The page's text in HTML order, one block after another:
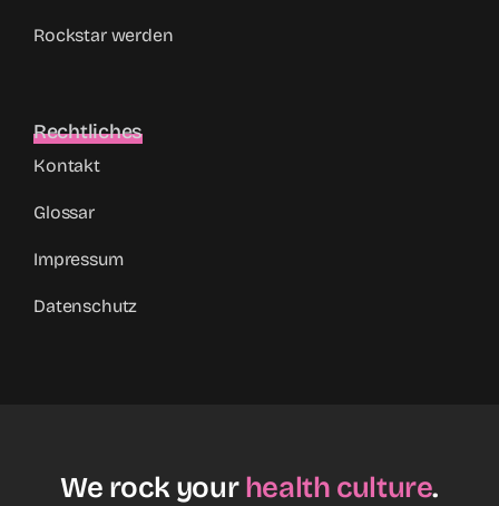
Rockstar werden
Rechtliches
Kontakt
Glossar
Impressum
Datenschutz
We rock yourhealth culture.